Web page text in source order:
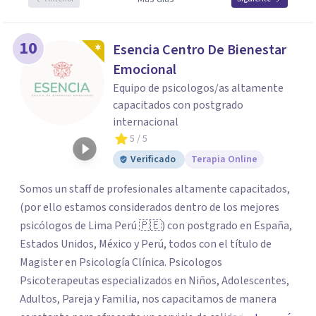
10
Esencia Centro De Bienestar
Emocional
Equipo de psicologos/as altamente
capacitados con postgrado
internacional
5 / 5
Verificado
Terapia Online
Somos un staff de profesionales altamente capacitados,
(por ello estamos considerados dentro de los mejores
psicólogos de Lima Perú 🇵🇪) con postgrado en España,
Estados Unidos, México y Perú, todos con el título de
Magister en Psicología Clínica. Psicologos
Psicoterapeutas especializados en Niños, Adolescentes,
Adultos, Pareja y Familia, nos capacitamos de manera